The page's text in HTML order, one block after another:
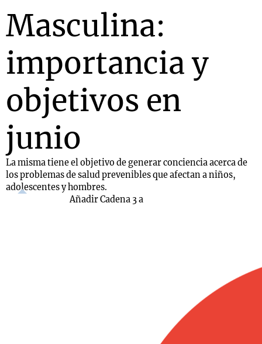
Masculina:
importancia y
objetivos en
junio
La misma tiene el objetivo de generar conciencia acerca de
los problemas de salud prevenibles que afectan a niños,
adolescentes y hombres.
Añadir Cadena 3 a
Notas
La Sole en